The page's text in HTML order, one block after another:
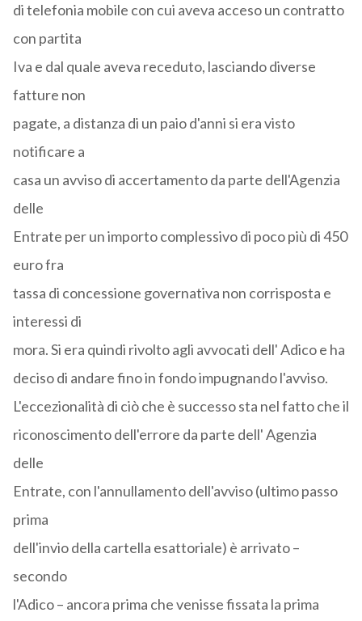
di telefonia mobile con cui aveva acceso un contratto
con partita
Iva e dal quale aveva receduto, lasciando diverse
fatture non
pagate, a distanza di un paio d'anni si era visto
notificare a
casa un avviso di accertamento da parte dell'Agenzia
delle
Entrate per un importo complessivo di poco più di 450
euro fra
tassa di concessione governativa non corrisposta e
interessi di
mora. Si era quindi rivolto agli avvocati dell' Adico e ha
deciso di andare fino in fondo impugnando l'avviso.
L'eccezionalità di ciò che è successo sta nel fatto che il
riconoscimento dell'errore da parte dell' Agenzia
delle
Entrate, con l'annullamento dell'avviso (ultimo passo
prima
dell'invio della cartella esattoriale) è arrivato –
secondo
l'Adico – ancora prima che venisse fissata la prima